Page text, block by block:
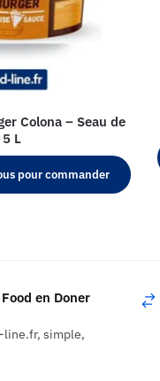
Colona – Seau de
5 L
pour commander
en Doner
line.fr, simple,